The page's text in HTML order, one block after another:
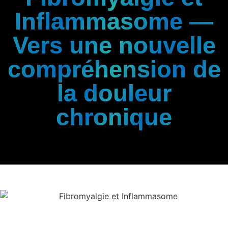
Inflammasome —
Vers une nouvelle
compréhension de
la douleur
chronique